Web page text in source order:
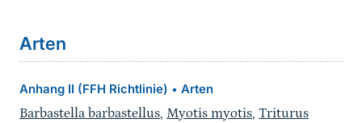
Arten
Anhang II (FFH Richtlinie) • Arten
Barbastella barbastellus, Myotis myotis, Triturus